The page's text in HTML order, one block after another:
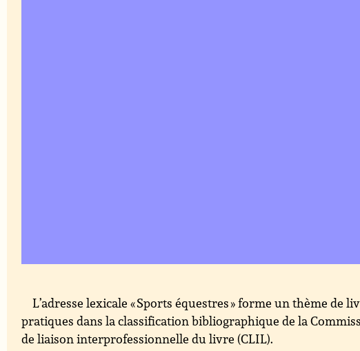
L’adresse lexicale « Sports équestres » forme un thème de
pratiques dans la classification bibliographique de la
de liaison interprofessionnelle du livre (CLIL).